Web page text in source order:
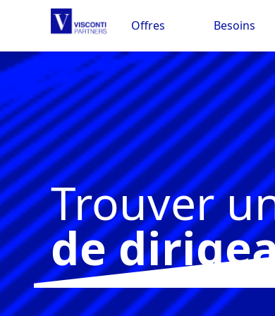
Offres Besoins
Trouver
de